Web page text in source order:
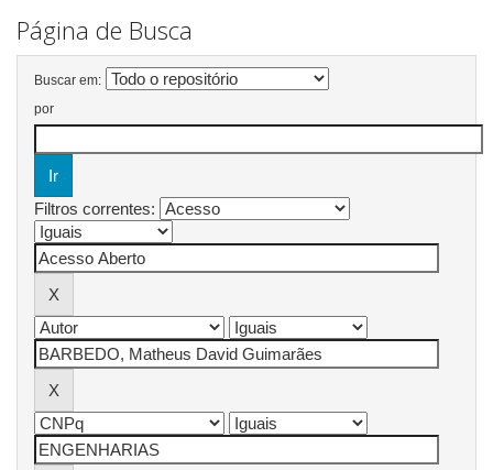
Página de Busca
Buscar em:
por
Filtros correntes: